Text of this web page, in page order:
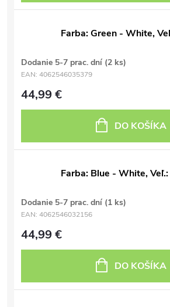
Farba: Green - White,
Dodanie 5-7 prac. dní (2 ks)
EAN: 4062546035379
44,99 €
DO KOŠÍKA
Farba: Blue - White, Veľ.:
Dodanie 5-7 prac. dní (1 ks)
EAN: 4062546032156
44,99 €
DO KOŠÍKA